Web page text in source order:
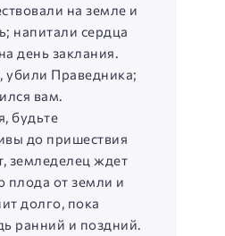
на земле и
напитали сердца
день заклания.
убили Праведника;
вам.
будьте
до пришествия
земледелец ждет
плода от земли и
долго, пока
ранний и поздний.